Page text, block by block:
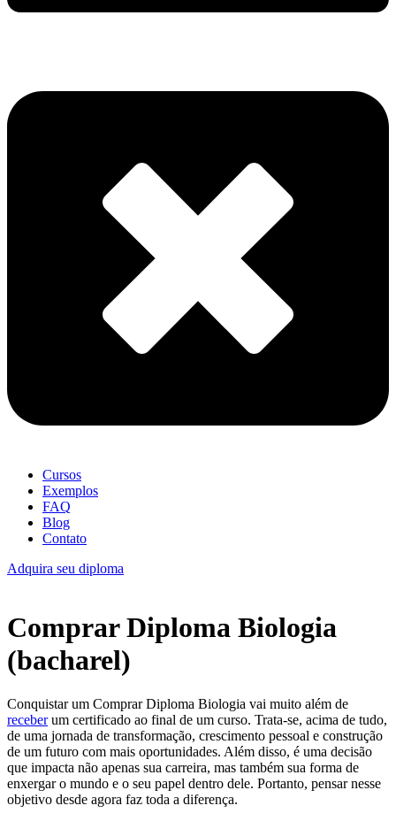
Cursos
Exemplos
FAQ
Blog
Contato
Adquira seu diploma
Comprar Diploma Biologia
(bacharel)
Conquistar um Comprar Diploma Biologia vai muito além de
receberum certificado ao final de um curso. Trata-se, acima de tudo,
de uma jornada de transformação, crescimento pessoal e construção
de um futuro com mais oportunidades. Além disso, é uma decisão
que impacta não apenas sua carreira, mas também sua forma de
enxergar o mundo e o seu papel dentro dele. Portanto, pensar nesse
objetivo desde agora faz toda a diferença.